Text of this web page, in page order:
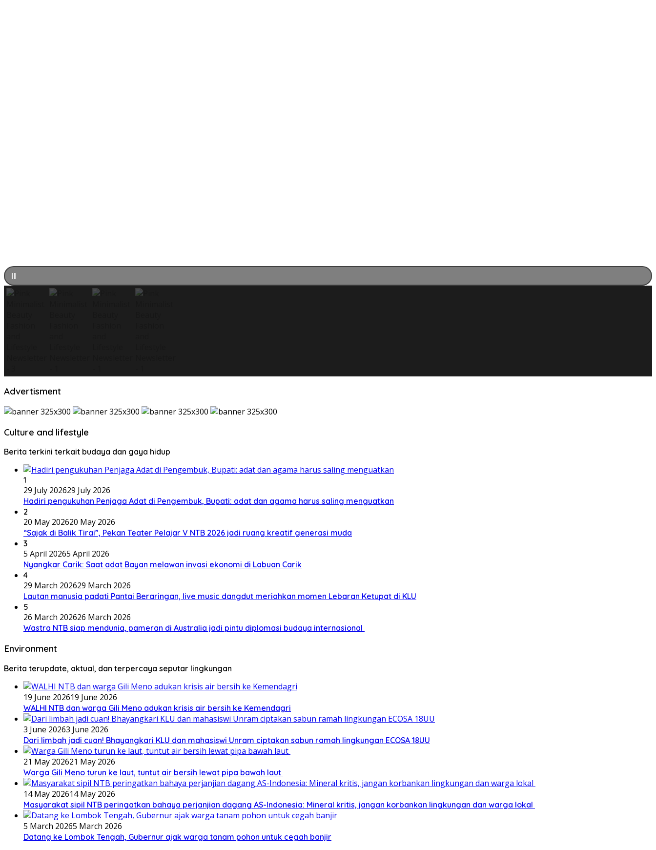
Advertisment
Culture and lifestyle
Berita terkini terkait budaya dan gaya hidup
1
29 July 202629 July 2026
Hadiri pengukuhan Penjaga Adat di Pengembuk, Bupati: adat dan agama harus saling menguatkan
2
20 May 202620 May 2026
“Sajak di Balik Tirai”, Pekan Teater Pelajar V NTB 2026 jadi ruang kreatif generasi muda
3
5 April 20265 April 2026
Nyangkar Carik: Saat adat Bayan melawan invasi ekonomi di Labuan Carik
4
29 March 202629 March 2026
Lautan manusia padati Pantai Beraringan, live music dangdut meriahkan momen Lebaran Ketupat di KLU
5
26 March 202626 March 2026
Wastra NTB siap mendunia, pameran di Australia jadi pintu diplomasi budaya internasional
Environment
Berita terupdate, aktual, dan terpercaya seputar lingkungan
19 June 202619 June 2026
WALHI NTB dan warga Gili Meno adukan krisis air bersih ke Kemendagri
3 June 20263 June 2026
Dari limbah jadi cuan! Bhayangkari KLU dan mahasiswi Unram ciptakan sabun ramah lingkungan ECOSA 18UU
21 May 202621 May 2026
Warga Gili Meno turun ke laut, tuntut air bersih lewat pipa bawah laut
14 May 202614 May 2026
Masyarakat sipil NTB peringatkan bahaya perjanjian dagang AS-Indonesia: Mineral kritis, jangan korbankan lingkungan dan warga lokal
5 March 20265 March 2026
Datang ke Lombok Tengah, Gubernur ajak warga tanam pohon untuk cegah banjir